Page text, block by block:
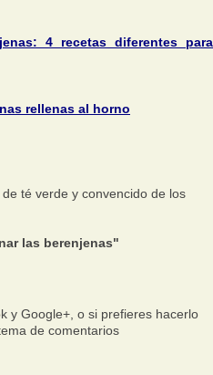
4 recetas diferentes para
rellenas al horno
té verde y convencido de los
las berenjenas"
y Google+, o si prefieres hacerlo
de comentarios